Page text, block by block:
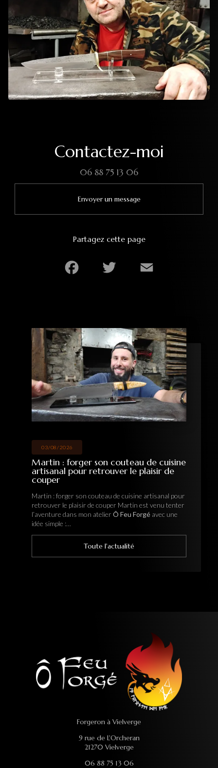
Contactez-moi
06 88 75 13 06
Envoyer un message
Partagez cette page
03/08/2026
Martin : forger son couteau de cuisine
artisanal pour retrouver le plaisir de
couper
Martin : forger son couteau de cuisine artisanal pour
retrouver le plaisir de couper Martin est venu tenter
l’aventure dans mon atelierÔ Feu Forgé avec une
idée simple :…
Toute l'actualité
Forgeron à Vielverge
9 rue de L'Orcheran
21270 Vielverge
06 88 75 13 06